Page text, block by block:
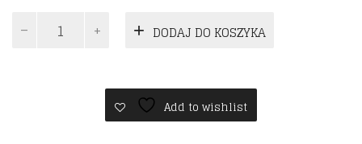
Czekolada
DODAJ DO KOSZYKA
Add to wishlist